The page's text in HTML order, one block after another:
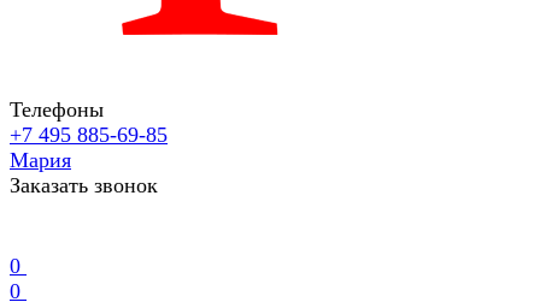
Телефоны
+7 495 885-69-85
Мария
Заказать звонок
0
0